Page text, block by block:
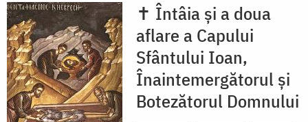
✝ Întâia și a doua
aflare a Capului
Sfântului Ioan,
Înaintemergătorul și
Botezătorul Domnului